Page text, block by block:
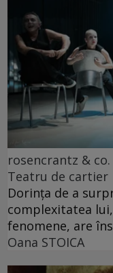
rosencrantz & co.
Teatru de cartier
Dorința de a
complexitatea
fenomene, are
Oana STOICA